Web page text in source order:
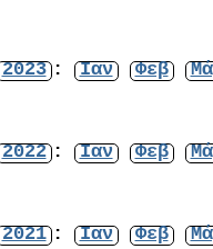
2023 : Ιαν Φεβ
2022 : Ιαν Φεβ
2021 : Ιαν Φεβ